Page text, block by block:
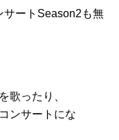
サートSeason2も無
歌ったり、
ンサートにな